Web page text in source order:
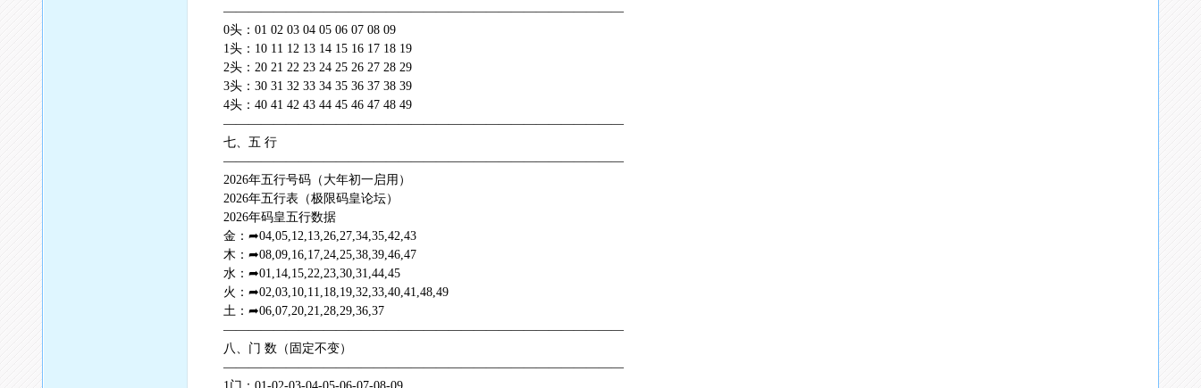
————————————————————————————————
0头：01 02 03 04 05 06 07 08 09
1头：10 11 12 13 14 15 16 17 18 19
2头：20 21 22 23 24 25 26 27 28 29
3头：30 31 32 33 34 35 36 37 38 39
4头：40 41 42 43 44 45 46 47 48 49
————————————————————————————————
七、五 行
————————————————————————————————
2026年五行号码（大年初一启用）
2026年五行表（极限码皇论坛）
2026年码皇五行数据
金：➦04,05,12,13,26,27,34,35,42,43
木：➦08,09,16,17,24,25,38,39,46,47
水：➦01,14,15,22,23,30,31,44,45
火：➦02,03,10,11,18,19,32,33,40,41,48,49
土：➦06,07,20,21,28,29,36,37
————————————————————————————————
八、门 数（固定不变）
————————————————————————————————